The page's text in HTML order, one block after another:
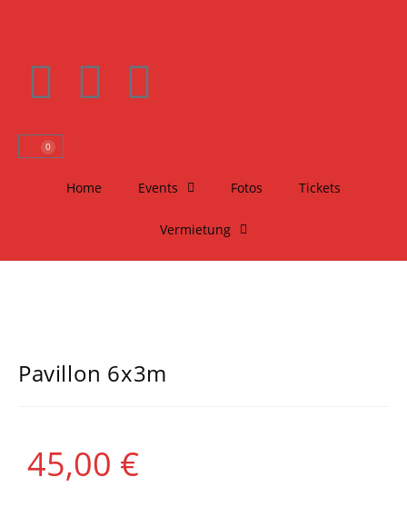
0
Home Events Fotos Tickets
Vermietung
Pavillon 6x3m
45,00 €